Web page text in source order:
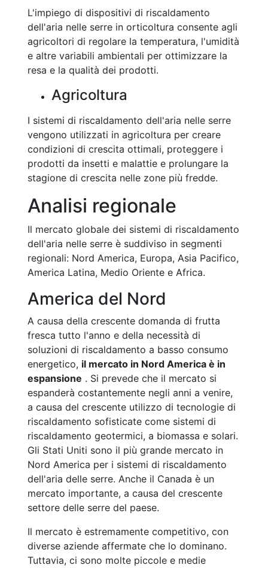
L'impiego di dispositivi di riscaldamento
dell'aria nelle serre in orticoltura consente agli
agricoltori di regolare la temperatura, l'umidità
e altre variabili ambientali per ottimizzare la
resa e la qualità dei prodotti.
Agricoltura
I sistemi di riscaldamento dell'aria nelle serre
vengono utilizzati in agricoltura per creare
condizioni di crescita ottimali, proteggere i
prodotti da insetti e malattie e prolungare la
stagione di crescita nelle zone più fredde.
Analisi regionale
Il mercato globale dei sistemi di riscaldamento
dell'aria nelle serre è suddiviso in segmenti
regionali: Nord America, Europa, Asia Pacifico,
America Latina, Medio Oriente e Africa.
America del Nord
A causa della crescente domanda di frutta
fresca tutto l'anno e della necessità di
soluzioni di riscaldamento a basso consumo
energetico, il mercato in Nord America è in
espansione . Si prevede che il mercato si
espanderà costantemente negli anni a venire,
a causa del crescente utilizzo di tecnologie di
riscaldamento sofisticate come sistemi di
riscaldamento geotermici, a biomassa e solari.
Gli Stati Uniti sono il più grande mercato in
Nord America per i sistemi di riscaldamento
dell'aria delle serre. Anche il Canada è un
mercato importante, a causa del crescente
settore delle serre del paese.
Il mercato è estremamente competitivo, con
diverse aziende affermate che lo dominano.
Tuttavia, ci sono molte piccole e medie